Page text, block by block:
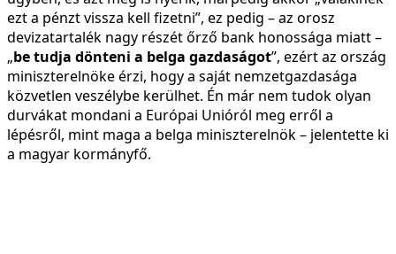
ezt a pénzt vissza kell fizetni”, ez pedig – az orosz
devizatartalék nagy részét őrző bank honossága miatt –
„be tudja dönteni a belga gazdaságot”, ezért az ország
miniszterelnöke érzi, hogy a saját nemzetgazdasága
közvetlen veszélybe kerülhet. Én már nem tudok olyan
durvákat mondani a Európai Unióról meg erről a
lépésről, mint maga a belga miniszterelnök – jelentette ki
a magyar kormányfő.